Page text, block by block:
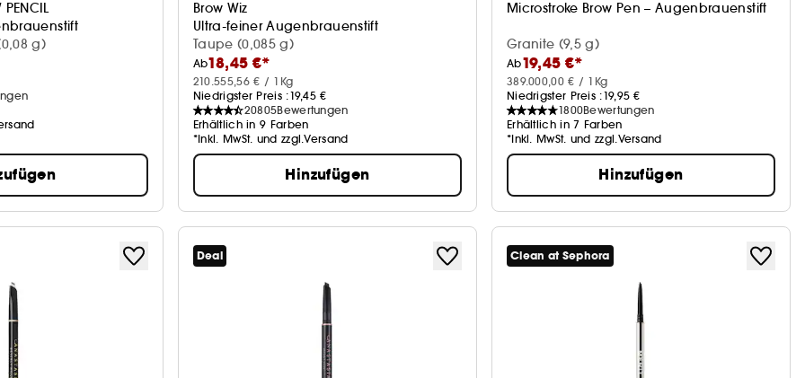
PENCIL
g)
Brow Wiz
Ultra-feiner Augenbrauenstift
Taupe (0,085 g)
Ab18,45 €*
210.555,56 € / 1Kg
Niedrigster Preis :19,45 €
20805Bewertungen
Erhältlich in 9 Farben
*Inkl. MwSt. und zzgl.Versand
Hinzufügen
Microstroke Brow Pen – Augenbrauenstift
Granite (9,5 g)
Ab19,45 €*
389.000,00 € / 1Kg
Niedrigster Preis :19,95 €
1800Bewertungen
Erhältlich in 7 Farben
*Inkl. MwSt. und zzgl.Versand
Hinzufügen
Deal Clean at Sephora